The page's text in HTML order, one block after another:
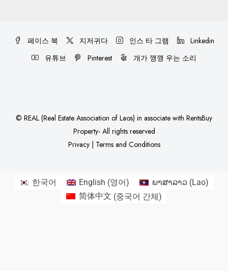
페이스 북 지저귀다 인스 타 그램
Linkedin
유튜브
Pinterest 개가 깽깽 우는 소리
© REAL (Real Estate Association of Laos) in associate with RentsBuy
Property- All rights reserved
Privacy| Terms and Conditions
한국어 English (영어) ພາສາລາວ (Lao)
简体中文 (중국어 간체)